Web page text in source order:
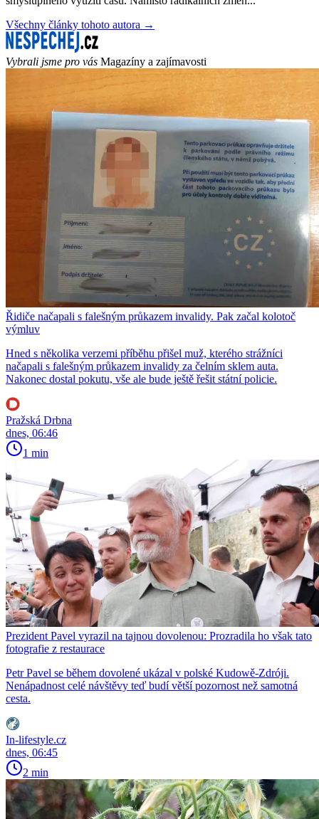
Všechny články tohoto autora →
Vybrali jsme pro vás Magazíny a zajímavosti
Řidiče načapali s falešným průkazem invalidy. Pak začal kolotoč
výmluv
Hned s několika verzemi příběhu přišel muž, kterého strážníci
načapali s falešným průkazem invalidy za čelním sklem auta.
Nakonec dostal pokutu, vše ale bude ještě řešit státní policie.
Pražská Drbna
dnes, 06:46
1 min
Prezident Pavel vyrazil na tajnou dovolenou: Prozradila ho však tato
fotografie z restaurace
Petr Pavel se během dovolené ukázal v polské Kudowě-Zdróji.
Nenápadnost celé návštěvy teď budí větší pozornost než samotná
cesta.
In-lifestyle.cz
dnes, 06:45
2 min